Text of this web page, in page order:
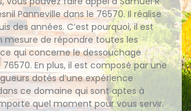
Panneville dans le 76570. Il réalise
des années. C’est pourquoi, il est
de répondre toutes les
qui concerne le dessouchage
76570. En plus, il est composé par une
dotés d’une expérience
ce domaine qui sont aptes à
quel moment pour vous servir.